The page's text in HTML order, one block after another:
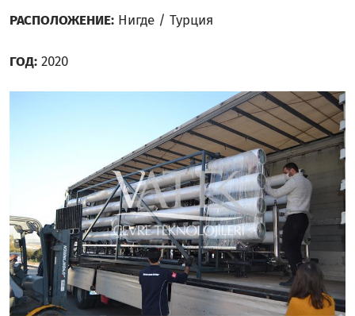
РАСПОЛОЖЕНИЕ: Нигде / Турция
ГОД: 2020